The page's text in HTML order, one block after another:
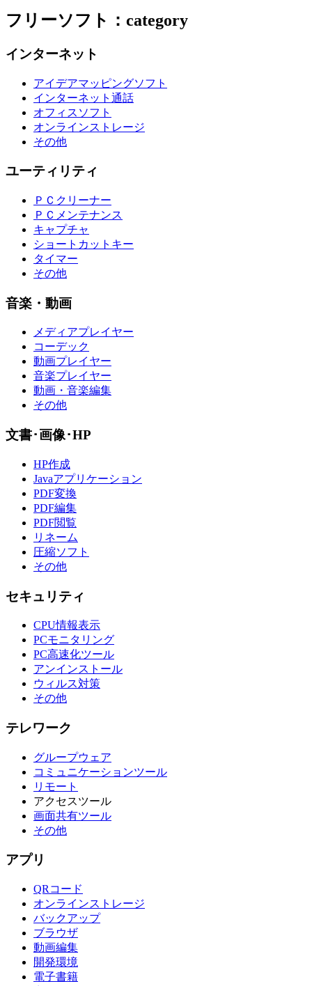
フリーソフト：category
インターネット
アイデアマッピングソフト
インターネット通話
オフィスソフト
オンラインストレージ
その他
ユーティリティ
ＰＣクリーナー
ＰＣメンテナンス
キャプチャ
ショートカットキー
タイマー
その他
音楽・動画
メディアプレイヤー
コーデック
動画プレイヤー
音楽プレイヤー
動画・音楽編集
その他
文書･画像･HP
HP作成
Javaアプリケーション
PDF変換
PDF編集
PDF閲覧
リネーム
圧縮ソフト
その他
セキュリティ
CPU情報表示
PCモニタリング
PC高速化ツール
アンインストール
ウィルス対策
その他
テレワーク
グループウェア
コミュニケーションツール
リモート
アクセスツール
画面共有ツール
その他
アプリ
QRコード
オンラインストレージ
バックアップ
ブラウザ
動画編集
開発環境
電子書籍